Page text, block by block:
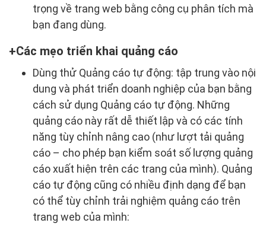
trọng về trang web bằng công cụ phân tích mà
bạn đang dùng.
Các mẹo triển khai quảng cáo
Dùng thử Quảng cáo tự động: tập trung vào nội
dung và phát triển doanh nghiệp của bạn bằng
cách sử dụng Quảng cáo tự động. Những
quảng cáo này rất dễ thiết lập và có các tính
năng tùy chỉnh nâng cao (như lượt tải quảng
cáo – cho phép bạn kiểm soát số lượng quảng
cáo xuất hiện trên các trang của mình). Quảng
cáo tự động cũng có nhiều định dạng để bạn
có thể tùy chỉnh trải nghiệm quảng cáo trên
trang web của mình: